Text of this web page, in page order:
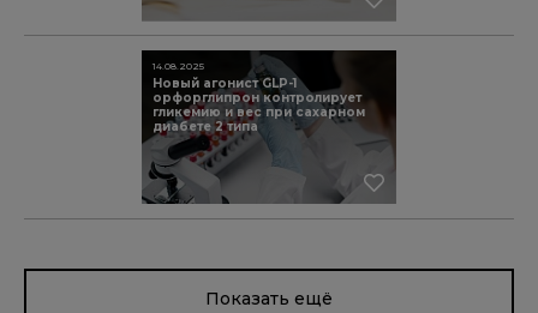
Новый агонист GLP-1
орфорглипрон контролирует
гликемию и вес при сахарном
диабете 2 типа
14.08.2025
Показать ещё